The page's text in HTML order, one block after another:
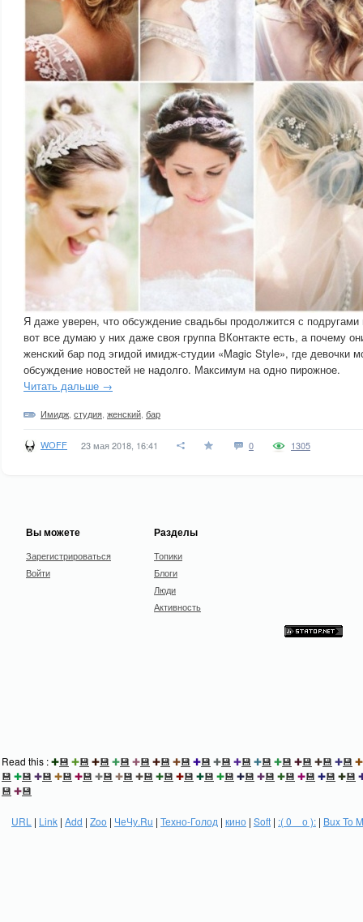
Я даже уверен, что обсуждение свадьбы продолжится с
вот все думаю у них даже своя группа ВКонтакте есть, а почему
женский бар под эгидой имидж-студии «Magic Style», где девочки
обсуждение новостей не надолго. Максимум на одно пирожное.
Читать дальше →
Имидж студия женский бар
WOFF 23 мая 2018, 16:41 0 1305
Вы можете
Зарегистрироваться
Войти
Разделы
Топики
Блоги
Люди
Активность
Read this :✚💾 ✚💾 ✚💾 ✚💾 ✚💾 ✚💾 ✚💾 ✚💾 ✚💾 ✚💾 ✚💾 ✚💾 ✚💾 ✚💾 ✚💾 ✚
💾 ✚💾 ✚💾 ✚💾 ✚💾 ✚💾 ✚💾 ✚💾 ✚💾 ✚💾 ✚💾 ✚💾 ✚💾 ✚💾 ✚💾 ✚💾 ✚💾 ✚💾
💾 ✚💾
URL | Link | Add | Zoo | ЧеЧу.Ru | Техно-Голод | кино | Soft | :( 0 _ о ): | Bux To